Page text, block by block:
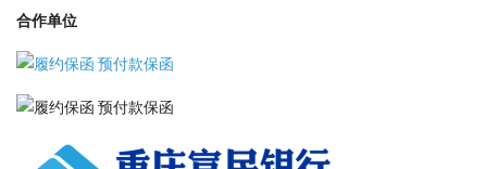
合作单位